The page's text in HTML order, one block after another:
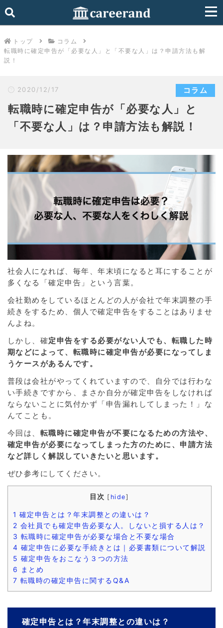
トップ
コラム
転職時に確定申告が「必要な人」と「不要な人」は？申請方法も解
説！
2020/12/17 コラム
転職時に確定申告が「必要な人」と
「不要な人」は？申請方法も解説！
社会人になれば、毎年、年末頃になると耳にすることが
多くなる「確定申告」という言葉。
会社勤めをしているほとんどの人が会社で年末調整の手
続きをするため、個人で確定申告をすることはありませ
んよね。
しかし、確定申告をする必要がない人でも、転職した時
期などによって、転職時に確定申告が必要になってしま
うケースがあるんです。
普段は会社がやってくれていますので、自分では行わな
い手続きですから、まさか自分が確定申告をしなければ
ならないことに気付かず「申告漏れしてしまった！」な
んてことも。
今回は、 転職時に確定申告が不要になるための方法や、
確定申告が必要になってしまった方のために、申請方法
など詳しく解説していきたいと思います。
ぜひ参考にしてください。
目次 [ hide]
1 確定申告とは？年末調整との違いは？
2 会社員でも確定申告必要な人。しないと損する人は？
3 転職時に確定申告が必要な場合と不要な場合
4 確定申告に必要な手続きとは｜必要書類について解説
5 確定申告をおこなう３つの方法
6
まとめ
7 転職時の確定申告に関するQ&A
確定申告とは？年末調整との違いは？